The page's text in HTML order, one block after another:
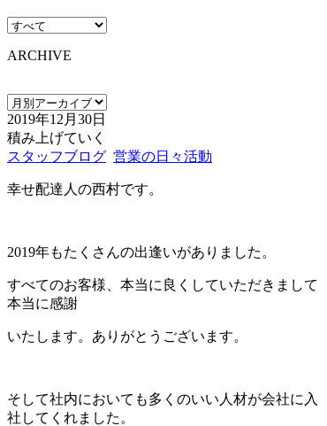
ARCHIVE
2019年12月30日
積み上げていく
スタッフブログ 営業の日々活動
幸せ配達人の西村です。
2019年もたくさんの出逢いがありました。
すべてのお客様、本当に良くしていただきまして
本当に感謝
いたします。ありがとうございます。
そして社内においても多くのいい人材が会社に入
社してくれました。